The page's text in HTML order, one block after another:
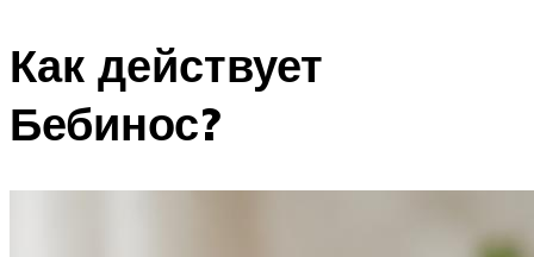
Как действует
Бебинос?